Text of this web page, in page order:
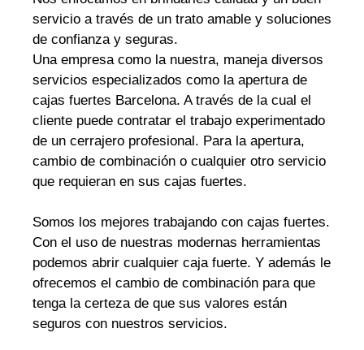
servicio a través de un trato amable y soluciones
de confianza y seguras.
Una empresa como la nuestra, maneja diversos
servicios especializados como la apertura de
cajas fuertes Barcelona. A través de la cual el
cliente puede contratar el trabajo experimentado
de un cerrajero profesional. Para la apertura,
cambio de combinación o cualquier otro servicio
que requieran en sus cajas fuertes.
Somos los mejores trabajando con cajas fuertes.
Con el uso de nuestras modernas herramientas
podemos abrir cualquier caja fuerte. Y además le
ofrecemos el cambio de combinación para que
tenga la certeza de que sus valores están
seguros con nuestros servicios.